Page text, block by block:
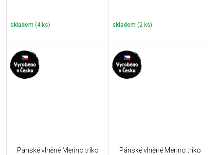
skladem (4 ks) skladem (2 ks)
Pánské vlněné Merino triko
Pánské vlněné Merino triko